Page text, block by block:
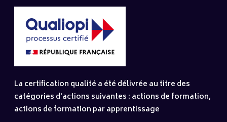
La certification qualité a été délivrée au titre des
catégories d'actions suivantes : actions de formation,
actions de formation par apprentissage